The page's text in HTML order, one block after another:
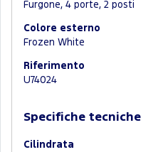
Furgone, 4 porte, 2 posti
Colore esterno
Frozen White
Riferimento
U74024
Specifiche tecniche
Cilindrata